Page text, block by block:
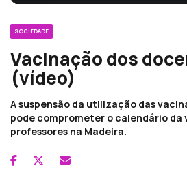
SOCIEDADE
Vacinação dos
(vídeo)
A suspensão da utilização das
pode comprometer o calendário da
professores na Madeira.